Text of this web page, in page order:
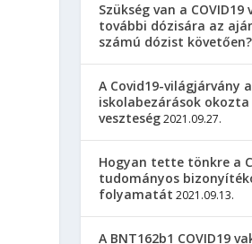
Szükség van a COVID19
további dózisára az
számú dózist követően?
A Covid19-világjárvány
iskolabezárások
veszteség2021.09.27.
Hogyan tette tönkre a
tudományos
folyamatát 2021.09.13.
A BNT162b1 COVID19